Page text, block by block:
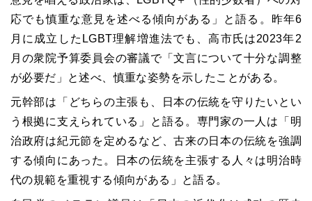
応でも慎重な意見を述べる傾向がある」と語る。昨年6
月に成立したLGBT理解増進法でも、高市氏は2023年2
月の衆院予算委員会の審議で「文言について十分な調整
が必要だ」と述べ、慎重な姿勢を示したことがある。
元幹部は「どちらの主張も、日本の伝統を守りたいとい
う根拠に支えられている」と語る。専門家の一人は「明
治政府は紀元節を定めるなど、古来の日本の伝統を強調
する傾向にあった。日本の伝統を主張する人々は明治時
代の規範を重視する傾向がある」と語る。